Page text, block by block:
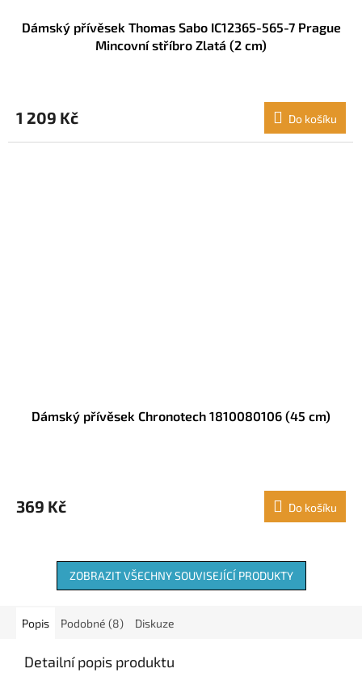
Dámský přívěsek Thomas Sabo IC12365-565-7 Prague
Mincovní stříbro Zlatá (2 cm)
1 209 Kč Do košíku
Dámský přívěsek Chronotech 1810080106 (45 cm)
369 Kč Do košíku
ZOBRAZIT VŠECHNY SOUVISEJÍCÍ PRODUKTY
Popis Podobné (8) Diskuze
Detailní popis produktu